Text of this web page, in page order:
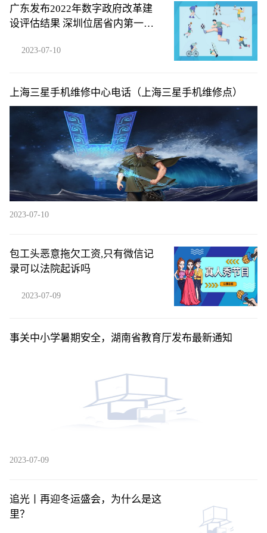
广东发布2022年数字政府改革建
设评估结果 深圳位居省内第一梯
2023-07-10
上海三星手机维修中心电话（上海三星手机维修点）
2023-07-10
包工头恶意拖欠工资,只有微信记
录可以法院起诉吗
2023-07-09
事关中小学暑期安全，湖南省教育厅发布最新通知
2023-07-09
追光丨再迎冬运盛会，为什么是这
里？